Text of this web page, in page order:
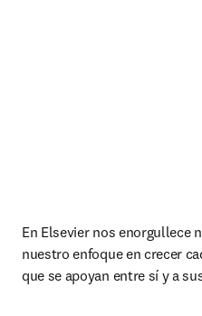
En Elsevier nos enorgullece
nuestro enfoque en crecer
que se apoyan entre sí y a